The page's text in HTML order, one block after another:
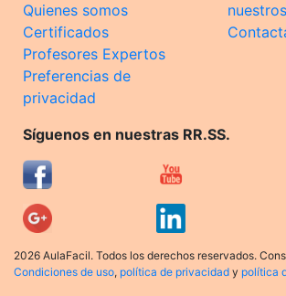
Quienes somos
Certificados
Profesores Expertos
Preferencias de
privacidad
Síguenos en nuestras RR.SS.
2026 AulaFacil. Todos los derechos reservados.
Condiciones de uso, política de privacidad y política